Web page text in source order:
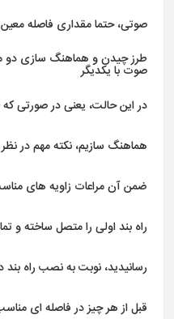
صوتی، حتما مقداری فاصله
طرز چیدن و هماهنگ سازی دو
صوت با یکدیگر
در این حالت، یعنی در صورتی که
هماهنگ سازیم، نکته مهم در
ضمن آن مراعات زاویه های
راه بند اولی را متصل ساخته و
رسانیدید، نوبت به نصب راه
قبل از هر چیز در فاصله ای